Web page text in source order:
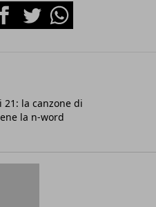
TwitterWhatsapp
21: la canzone di
la n-word